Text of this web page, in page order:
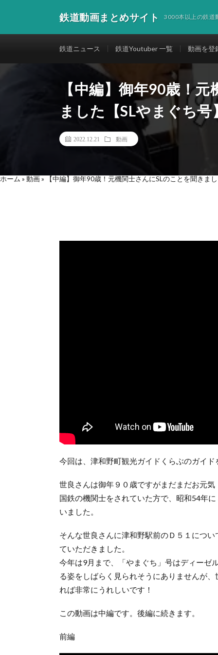
鉄道動画まとめサイト 3000本以上の鉄道
鉄道ニュース 鉄道Youtuber 一覧 動画を登
【中編】御年90歳！
ました【SLやまぐち号
2022.12.21 動画
ホーム » 動画» 【中編】御年90歳！元機関士さんにSLのことを聞きま
今回は、津和野町観光ガイドくらぶのガイ
世良さんは御年９０歳ですがまだまだお元気
国鉄の機関士をされていた方で、昭和54年
いました。
そんな世良さんに津和野駅前のＤ５１につ
ていただきました。
今年は9月まで、「やまぐち」号はディーゼ
る姿をしばらく見られそうにありませんが
れば非常にうれしいです！
この動画は中編です。後編に続きます。
前編